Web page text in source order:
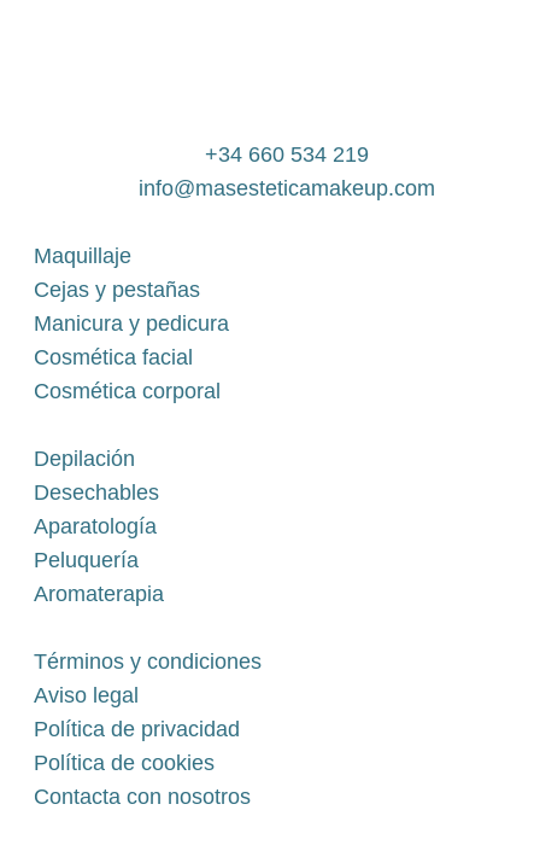
+34 660 534 219
info@masesteticamakeup.com
Maquillaje
Cejas y pestañas
Manicura y pedicura
Cosmética facial
Cosmética corporal
Depilación
Desechables
Aparatología
Peluquería
Aromaterapia
Términos y condiciones
Aviso legal
Política de privacidad
Política de cookies
Contacta con nosotros